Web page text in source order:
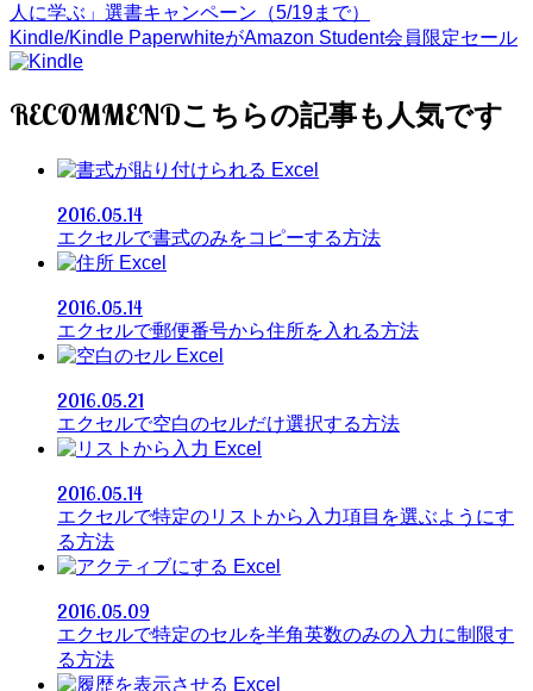
人に学ぶ」選書キャンペーン（5/19まで）
Kindle/Kindle PaperwhiteがAmazon Student会員限定セール
RECOMMEND
Excel
2016.05.14
エクセルで書式のみをコピーする方法
Excel
2016.05.14
エクセルで郵便番号から住所を入れる方法
Excel
2016.05.21
エクセルで空白のセルだけ選択する方法
Excel
2016.05.14
エクセルで特定のリストから入力項目を選ぶようにす
る方法
Excel
2016.05.09
エクセルで特定のセルを半角英数のみの入力に制限す
る方法
Excel